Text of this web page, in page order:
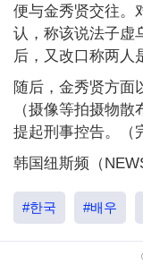
便与金秀贤交往。
认，称该说法子虚
后，又改口称两人
随后，金秀贤方面
（摄像等拍摄物
提起刑事控告。（
韩国纽斯频（
#한국 #배우